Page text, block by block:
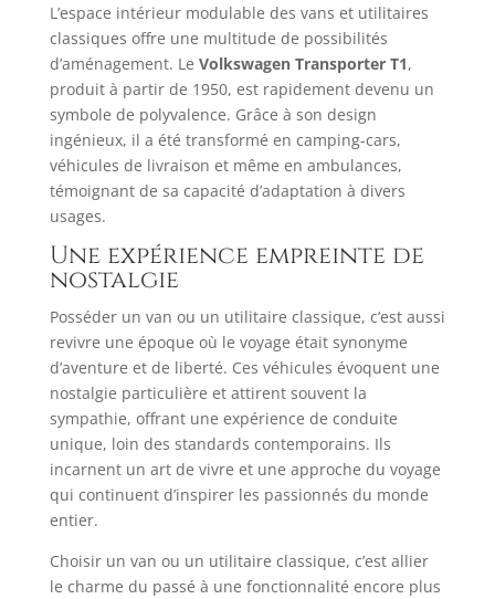
L’espace intérieur modulable des vans et utilitaires
classiques offre une multitude de possibilités
d’aménagement. Le Volkswagen Transporter T1,
produit à partir de 1950, est rapidement devenu un
symbole de polyvalence. Grâce à son design
ingénieux, il a été transformé en camping-cars,
véhicules de livraison et même en ambulances,
témoignant de sa capacité d’adaptation à divers
usages.
Une expérience empreinte de
nostalgie
Posséder un van ou un utilitaire classique, c’est aussi
revivre une époque où le voyage était synonyme
d’aventure et de liberté. Ces véhicules évoquent une
nostalgie particulière et attirent souvent la
sympathie, offrant une expérience de conduite
unique, loin des standards contemporains. Ils
incarnent un art de vivre et une approche du voyage
qui continuent d’inspirer les passionnés du monde
entier.​
Choisir un van ou un utilitaire classique, c’est allier
le charme du passé à une fonctionnalité encore plus